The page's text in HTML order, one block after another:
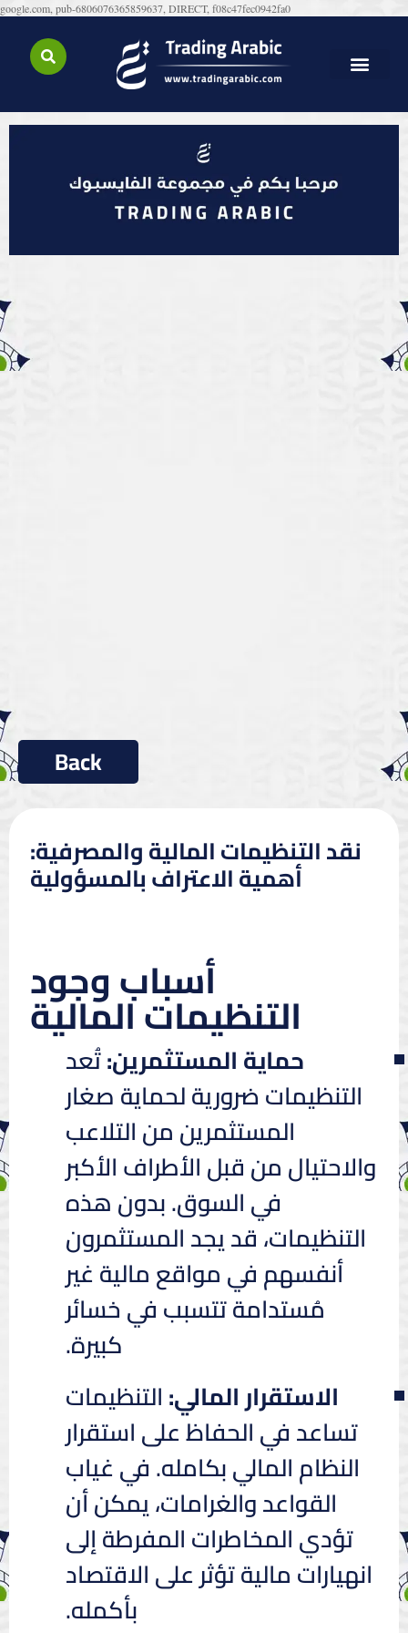
google.com, pub-6806076365859637, DIRECT, f08c47fec0942fa0
نقد التنظيمات المالية والمصرفية:
أهمية الاعتراف بالمسؤولية
أسباب وجود
التنظيمات المالية
حماية المستثمرين:تُعد
التنظيمات ضرورية لحماية صغار
المستثمرين من التلاعب
والاحتيال من قبل الأطراف الأكبر
في السوق. بدون هذه
التنظيمات، قد يجد المستثمرون
أنفسهم في مواقع مالية غير
مُستدامة تتسبب في خسائر
كبيرة.
الاستقرار المالي:التنظيمات
تساعد في الحفاظ على استقرار
النظام المالي بكامله. في غياب
القواعد والغرامات، يمكن أن
تؤدي المخاطرات المفرطة إلى
انهيارات مالية تؤثر على الاقتصاد
بأكمله.